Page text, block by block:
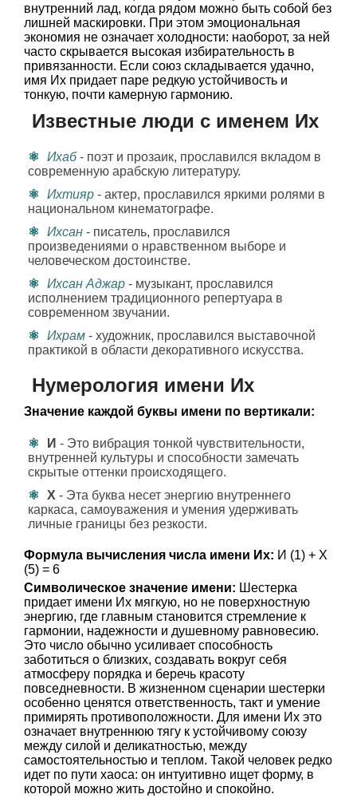
внутренний лад, когда рядом можно быть собой без
лишней маскировки. При этом эмоциональная
экономия не означает холодности: наоборот, за ней
часто скрывается высокая избирательность в
привязанности. Если союз складывается удачно,
имя Их придает паре редкую устойчивость и
тонкую, почти камерную гармонию.
Известные люди с именем Их
Ихаб- поэт и прозаик, прославился вкладом в
современную арабскую литературу.
Ихтияр - актер, прославился яркими ролями в
национальном кинематографе.
Ихсан - писатель, прославился
произведениями о нравственном выборе и
человеческом достоинстве.
Ихсан Аджар - музыкант, прославился
исполнением традиционного репертуара в
современном звучании.
Ихрам - художник, прославился выставочной
практикой в области декоративного искусства.
Нумерология имени Их
Значение каждой буквы имени по вертикали:
И - Это вибрация тонкой чувствительности,
внутренней культуры и способности замечать
скрытые оттенки происходящего.
Х - Эта буква несет энергию внутреннего
каркаса, самоуважения и умения удерживать
личные границы без резкости.
Формула вычисления числа имени Их: И (1) + Х
(5) = 6
Символическое значение имени: Шестерка
придает имени Их мягкую, но не поверхностную
энергию, где главным становится стремление к
гармонии, надежности и душевному равновесию.
Это число обычно усиливает способность
заботиться о близких, создавать вокруг себя
атмосферу порядка и беречь красоту
повседневности. В жизненном сценарии шестерки
особенно ценятся ответственность, такт и умение
примирять противоположности. Для имени Их это
означает внутреннюю тягу к устойчивому союзу
между силой и деликатностью, между
самостоятельностью и теплом. Такой человек редко
идет по пути хаоса: он интуитивно ищет форму, в
которой можно жить достойно и спокойно.